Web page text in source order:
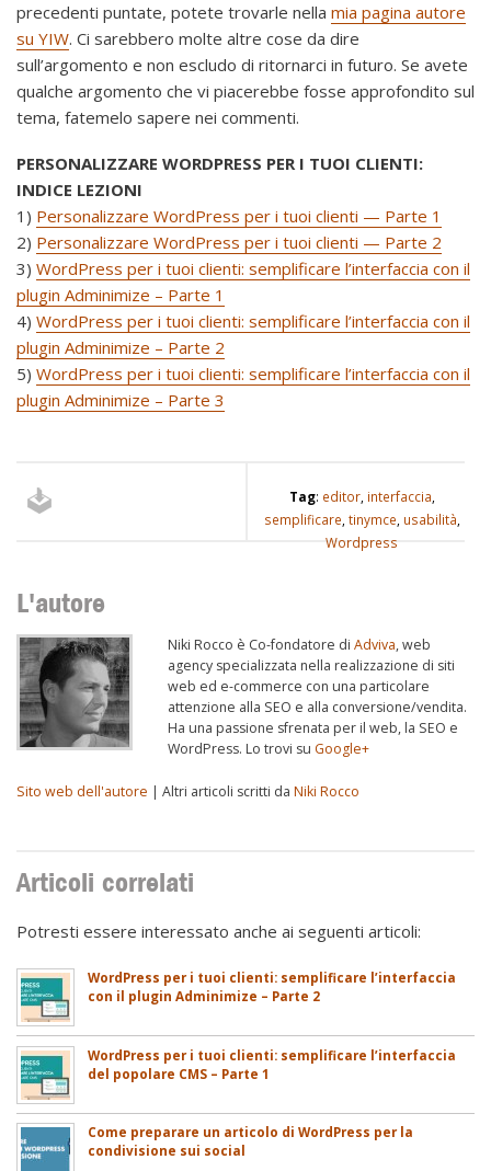
precedenti puntate, potete trovarle nella mia pagina autore
su YIW. Ci sarebbero molte altre cose da dire
sull’argomento e non escludo di ritornarci in futuro. Se avete
qualche argomento che vi piacerebbe fosse approfondito sul
tema, fatemelo sapere nei commenti.
PERSONALIZZARE WORDPRESS PER I TUOI CLIENTI:
INDICE LEZIONI
1) Personalizzare WordPress per i tuoi clienti — Parte 1
2) Personalizzare WordPress per i tuoi clienti — Parte 2
3) WordPress per i tuoi clienti: semplificare l’interfaccia con il
plugin Adminimize – Parte 1
4) WordPress per i tuoi clienti: semplificare l’interfaccia con il
plugin Adminimize – Parte 2
5) WordPress per i tuoi clienti: semplificare l’interfaccia con il
plugin Adminimize – Parte 3
Tag: editor, interfaccia
semplificare tinymce usabilità
Wordpress
L'autore
Niki Rocco è Co-fondatore di Adviva, web
agency specializzata nella realizzazione di siti
web ed e-commerce con una particolare
attenzione alla SEO e alla conversione/vendita.
Ha una passione sfrenata per il web, la SEO e
WordPress. Lo trovi su Google+
Sito web dell'autore | Altri articoli scritti da Niki Rocco
Articoli correlati
Potresti essere interessato anche ai seguenti articoli:
WordPress per i tuoi clienti: semplificare l’interfaccia
con il plugin Adminimize – Parte 2
WordPress per i tuoi clienti: semplificare l’interfaccia
del popolare CMS – Parte 1
Come preparare un articolo di WordPress per la
condivisione sui social